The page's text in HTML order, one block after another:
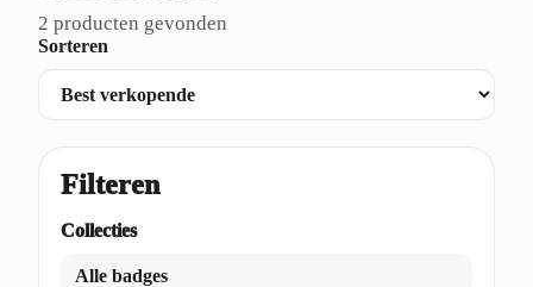
2 producten gevonden
Sorteren
Filteren
Collecties
Alle badges